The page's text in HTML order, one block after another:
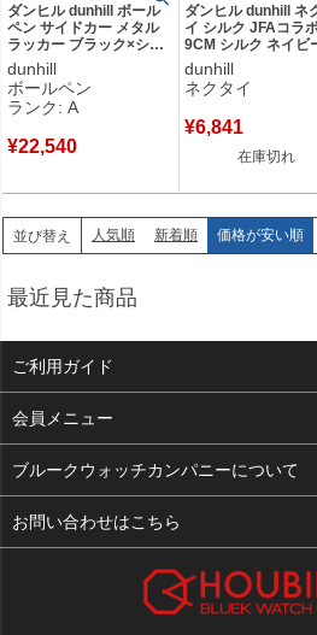
ダンヒル dunhill ボール
ペン サイドカー メタル
ラッカー ブラック×シル
バー ツイスト式 黒イン
ク 筆記確認済み 【中
古】中古美品
dunhill
ボールペン
ランク: A
¥22,540
ダンヒル dunhill ネ
イ シルク JFAコラ
9CM シルク ネイビ
ッカー日本代表モデ
【中古】
dunhill
ネクタイ
¥6,841
在庫切れ
並び替え 人気順 新着順 価格が安い順
最近見た商品
ご利用ガイド
よくある質問
支払い・送料
お客様の声
会員メニュー
ログイン
お気に入り
ブルークウォッチカンパニーについて
会社概要
お問い合わせはこちら